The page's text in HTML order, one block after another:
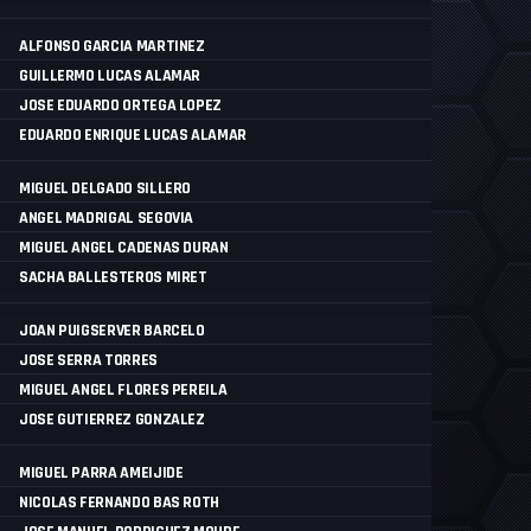
ALFONSO GARCIA MARTINEZ
GUILLERMO LUCAS ALAMAR
JOSE EDUARDO ORTEGA LOPEZ
EDUARDO ENRIQUE LUCAS ALAMAR
MIGUEL DELGADO SILLERO
ANGEL MADRIGAL SEGOVIA
MIGUEL ANGEL CADENAS DURAN
SACHA BALLESTEROS MIRET
JOAN PUIGSERVER BARCELO
JOSE SERRA TORRES
MIGUEL ANGEL FLORES PEREILA
JOSE GUTIERREZ GONZALEZ
MIGUEL PARRA AMEIJIDE
NICOLAS FERNANDO BAS ROTH